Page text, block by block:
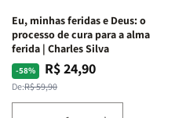
Eu, minhas feridas e Deus: o
processo de cura para a alma
ferida | Charles Silva
-58%
Preço
normal
De:R$ 59,90
Preço
promocional
R$ 24,90